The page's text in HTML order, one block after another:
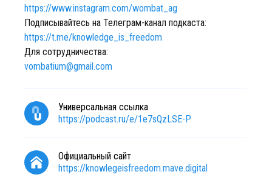
https://www.instagram.com/wombat_ag
Подписывайтесь на Телеграм-канал подкаста:
https://t.me/knowledge_is_freedom
Для сотрудничества:
vombatium@gmail.com
Универсальная ссылка
https://podcast.ru/e/1e7sQzLSE-P
Официальный сайт
https://knowlegeisfreedom.mave.digital